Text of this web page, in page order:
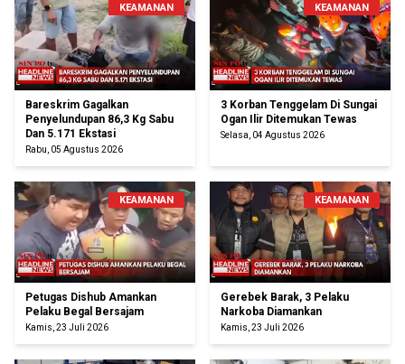
KEAMANAN
Bareskrim Gagalkan
Penyelundupan 86,3 Kg Sabu
Dan 5.171 Ekstasi
Rabu, 05 Agustus 2026
KEAMANAN
3 Korban Tenggelam Di Sungai
Ogan Ilir Ditemukan Tewas
Selasa, 04 Agustus 2026
KEAMANAN
Petugas Dishub Amankan
Pelaku Begal Bersajam
Kamis, 23 Juli 2026
KEAMANAN
Gerebek Barak, 3 Pelaku
Narkoba Diamankan
Kamis, 23 Juli 2026